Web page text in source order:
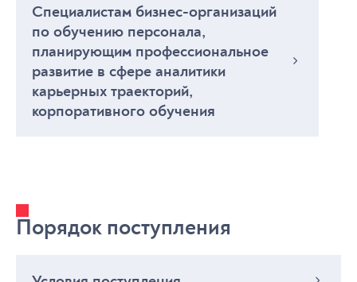
Специалистам бизнес-организаций
по обучению персонала,
планирующим профессиональное
развитие в сфере аналитики
карьерных траекторий,
корпоративного обучения
Порядок поступления